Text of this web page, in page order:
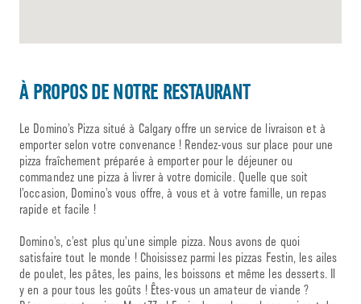
À PROPOS DE NOTRE RESTAURANT
Le Domino’s Pizza situé à Calgary offre un service de livraison et à
emporter selon votre convenance ! Rendez-vous sur place pour une
pizza fraîchement préparée à emporter pour le déjeuner ou
commandez une pizza à livrer à votre domicile. Quelle que soit
l’occasion, Domino’s vous offre, à vous et à votre famille, un repas
rapide et facile !
Domino’s, c’est plus qu’une simple pizza. Nous avons de quoi
satisfaire tout le monde ! Choisissez parmi les pizzas Festin, les ailes
de poulet, les pâtes, les pains, les boissons et même les desserts. Il
y en a pour tous les goûts ! Êtes-vous un amateur de viande ?